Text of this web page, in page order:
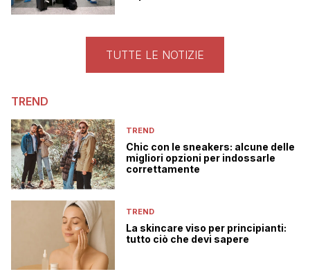
TUTTE LE NOTIZIE
TREND
TREND
Chic con le sneakers: alcune delle
migliori opzioni per indossarle
correttamente
TREND
La skincare viso per principianti:
tutto ciò che devi sapere